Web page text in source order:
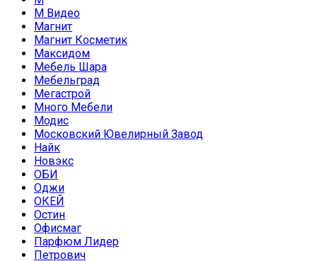
М Видео
Магнит
Магнит Косметик
Максидом
Мебель Шара
Мебельград
Мегастрой
Много Мебели
Модис
Московский Ювелирный Завод
Найк
Новэкс
ОБИ
Оджи
ОКЕЙ
Остин
Офисмаг
Парфюм Лидер
Петрович